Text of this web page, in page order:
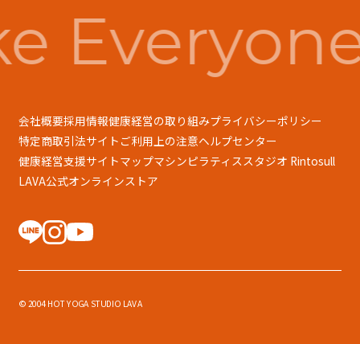
会社概要採用情報健康経営の取り組みプライバシーポリシー
特定商取引法サイトご利用上の注意ヘルプセンター
健康経営支援サイトマップマシンピラティススタジオ Rintosull
LAVA公式オンラインストア
© 2004 HOT YOGA STUDIO LAVA